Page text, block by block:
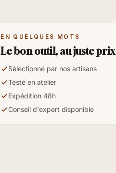
EN QUELQUES MOTS
Le bon outil, au juste prix
Sélectionné par nos artisans
Testé en atelier
Expédition 48h
Conseil d'expert disponible